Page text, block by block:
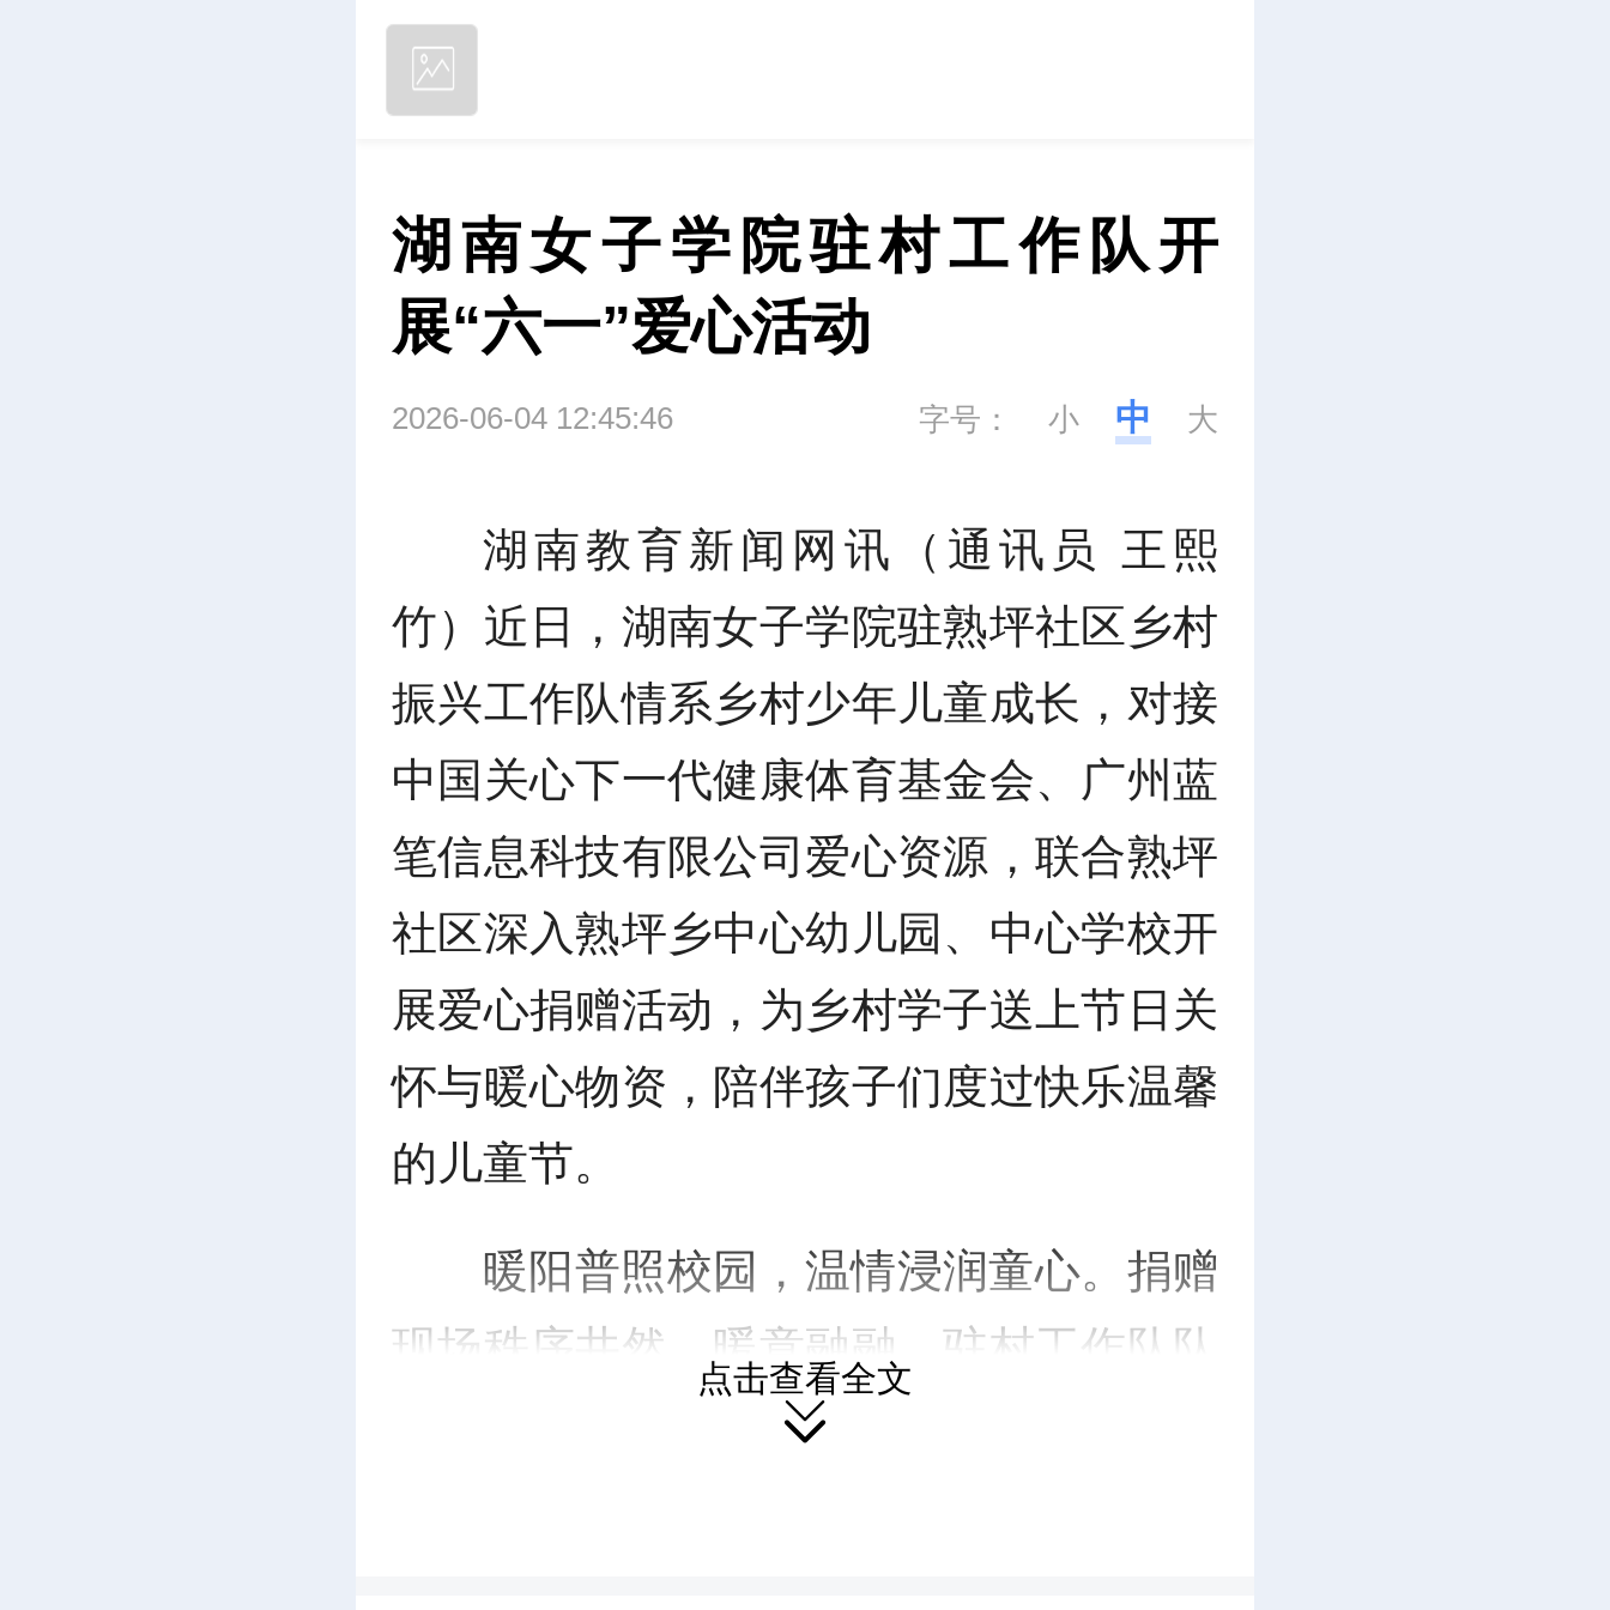
湖南女子学院驻村工作队开
展“六一”爱心活动
2026-06-04 12:45:46 字号： 小 中 大
湖南教育新闻网讯（通讯员 王熙
竹）近日，湖南女子学院驻熟坪社区乡村
振兴工作队情系乡村少年儿童成长，对接
中国关心下一代健康体育基金会、广州蓝
笔信息科技有限公司爱心资源，联合熟坪
社区深入熟坪乡中心幼儿园、中心学校开
展爱心捐赠活动，为乡村学子送上节日关
怀与暖心物资，陪伴孩子们度过快乐温馨
的儿童节。
暖阳普照校园，温情浸润童心。捐赠
现场秩序井然、暖意融融。驻村工作队队
员与社区干部一同，将崭新书包、精美文
点击查看全文
